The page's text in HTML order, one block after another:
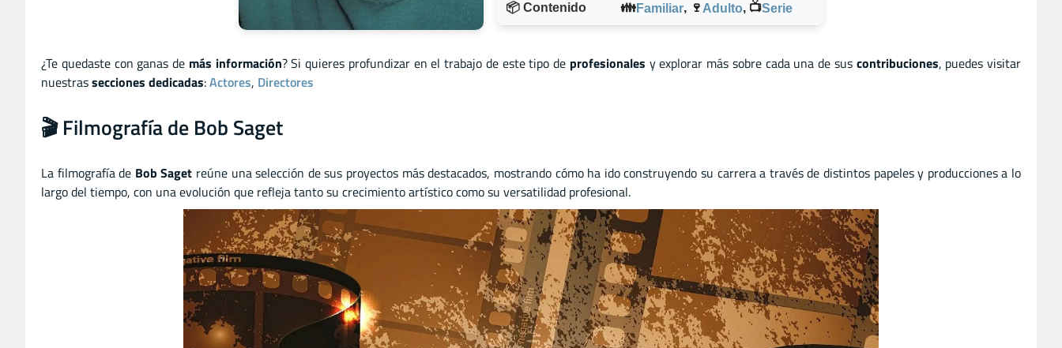
📦 Contenido 👪Familiar, 🍷 Adulto, 📺Serie
¿Te quedaste con ganas de más información? Si quieres profundizar en el trabajo de este tipo de profesionales y explorar más sobre cada una de sus contribuciones, puedes visitar
nuestrassecciones dedicadas:Actores, Directores
🎬 Filmografía de Bob Saget
La filmografía de Bob Saget reúne una selección de sus proyectos más destacados, mostrando cómo ha ido construyendo su carrera a través de distintos papeles y producciones a lo
largo del tiempo, con una evolución que refleja tanto su crecimiento artístico como su versatilidad profesional.